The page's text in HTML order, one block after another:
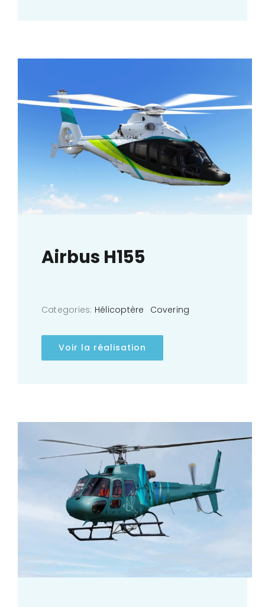
Airbus H155
Categories: Hélicoptère Covering
Voir la réalisation